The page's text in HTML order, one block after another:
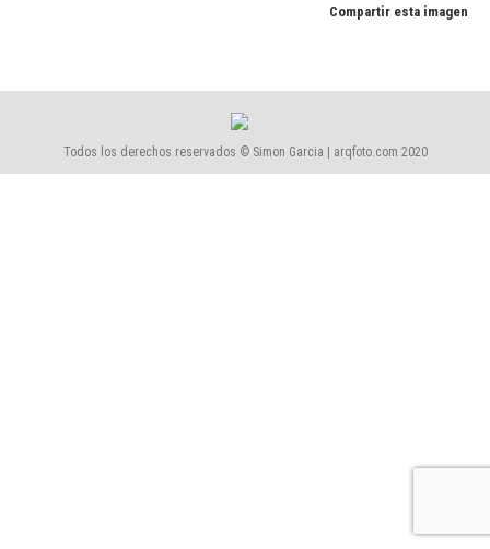
Compartir esta imagen
Todos los derechos reservados © Simon Garcia | arqfoto.com 2020